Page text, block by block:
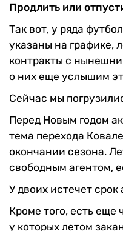
Продлить или
Так вот, у ряда
указаны на графике,
контракты с
о них еще услышим
Сейчас мы
Перед Новым годом
тема перехода
окончании сезона.
свободным агентом,
У двоих истечет срок
Кроме того, есть еще
у которых летом